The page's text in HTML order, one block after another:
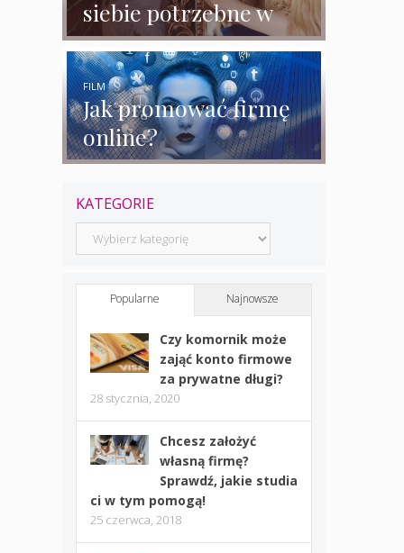
siebie potrzebne w
biznesie?
Jak promować firmę
online?
FILM
KATEGORIE
Kategorie
Popularne Najnowsze
Czy komornik może
zająć konto firmowe
za prywatne długi?
28 stycznia, 2020
Chcesz założyć
własną firmę?
Sprawdź, jakie studia
ci w tym pomogą!
25 czerwca, 2018